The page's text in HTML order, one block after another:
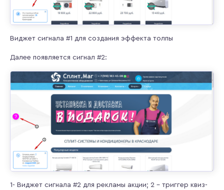
Виджет сигнала #1 для создания эффекта толпы
Далее появляется сигнал #2:
1- Виджет сигнала #2 для рекламы акции; 2 – триггер квиз-